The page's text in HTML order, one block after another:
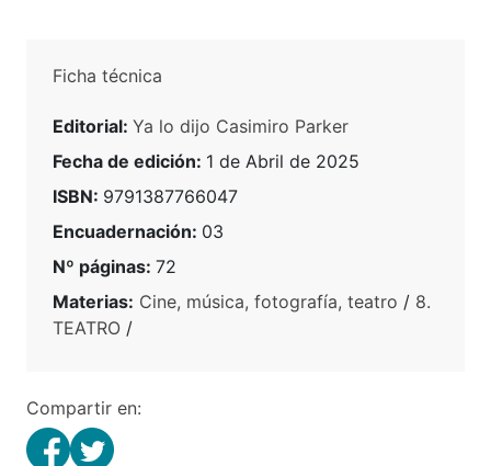
Ficha técnica
Editorial: Ya lo dijo Casimiro Parker
Fecha de edición: 1 de Abril de 2025
ISBN: 9791387766047
Encuadernación: 03
Nº páginas: 72
Materias: Cine, música, fotografía, teatro / 8.
TEATRO /
Compartir en: